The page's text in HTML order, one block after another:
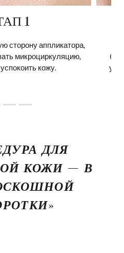
1
сторону аппликатора,
микроциркуляцию,
кожу.
ДЛЯ
КОЖИ — В